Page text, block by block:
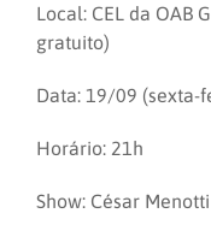
Local: CEL da OAB
gratuito)
Data: 19/09 (sexta-
Horário: 21h
Show: César